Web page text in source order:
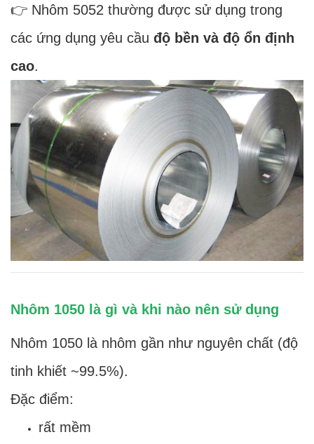
👉 Nhôm 5052 thường được sử dụng trong
các ứng dụng yêu cầu độ bền và độ ổn định
cao.
Nhôm 1050 là gì và khi nào nên sử dụng
Nhôm 1050 là nhôm gần như nguyên chất (độ
tinh khiết ~99.5%).
Đặc điểm:
rất mềm